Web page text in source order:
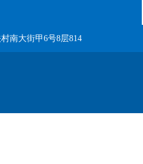
南大街甲6号8层814